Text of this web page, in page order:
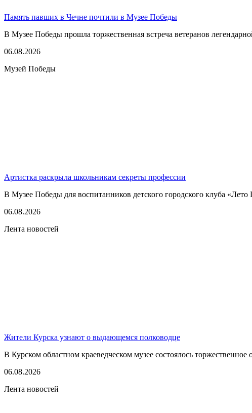
Память павших в Чечне почтили в Музее Победы
В Музее Победы прошла торжественная встреча ветеранов
06.08.2026
Музей Победы
Артистка раскрыла школьникам секреты профессии
В Музее Победы для воспитанников детского городского клуба
06.08.2026
Лента новостей
Жители Курска узнают о выдающемся полководце
В Курском областном краеведческом музее состоялось
06.08.2026
Лента новостей